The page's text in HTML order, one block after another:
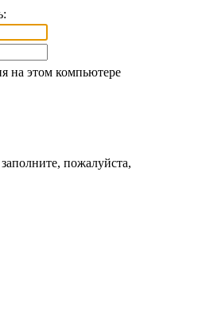
на этом компьютере
пожалуйста,